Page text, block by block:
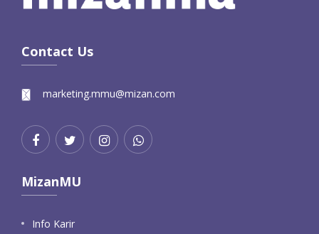
Contact Us
marketing.mmu@mizan.com
MizanMU
Info Karir